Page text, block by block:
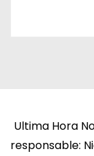
Ultima Hora
responsable: